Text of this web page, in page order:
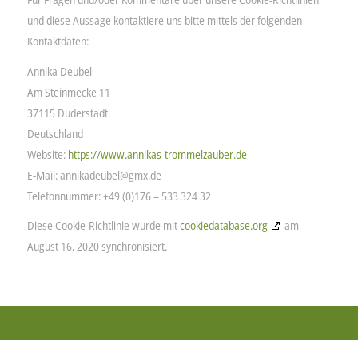
und diese Aussage kontaktiere uns bitte mittels der folgenden
Kontaktdaten:
Annika Deubel
Am Steinmecke 11
37115 Duderstadt
Deutschland
Website: https://www.annikas-trommelzauber.de
E-Mail:annikadeubel@gmx.de
Telefonnummer: +49 (0)176 – 533 324 32
Diese Cookie-Richtlinie wurde mitcookiedatabase.org
am
August 16, 2020 synchronisiert.